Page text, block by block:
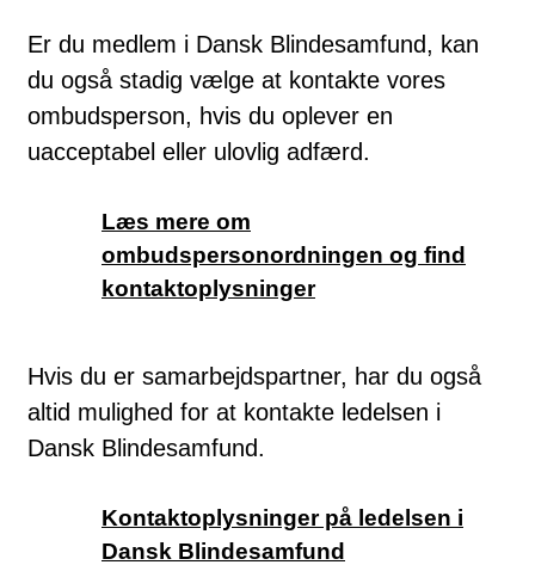
Er du medlem i Dansk Blindesamfund, kan
du også stadig vælge at kontakte vores
ombudsperson, hvis du oplever en
uacceptabel eller ulovlig adfærd.
Læs mere om
ombudspersonordningen og find
kontaktoplysninger
Hvis du er samarbejdspartner, har du også
altid mulighed for at kontakte ledelsen i
Dansk Blindesamfund.
Kontaktoplysninger på ledelsen i
Dansk Blindesamfund